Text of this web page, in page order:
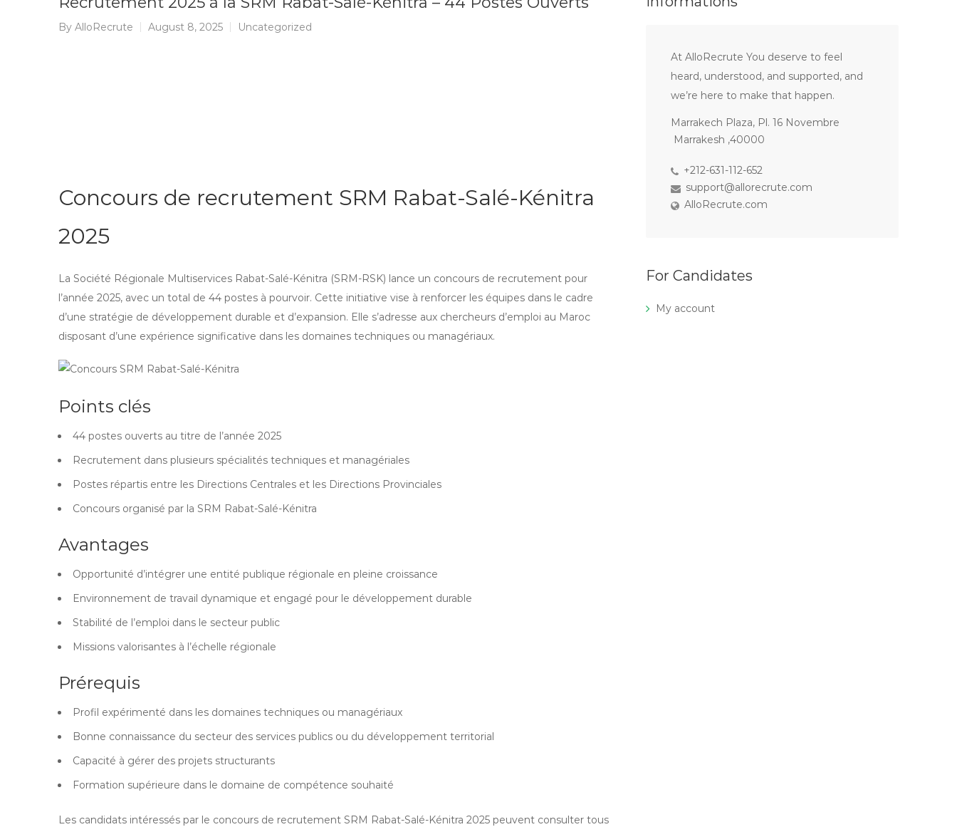
By AlloRecrute August 8, 2025 Uncategorized
Concours de recrutement SRM Rabat-Salé-Kénitra
2025
La Société Régionale Multiservices Rabat-Salé-Kénitra (SRM-RSK) lance un concours de recrutement pour
l’année 2025, avec un total de 44 postes à pourvoir. Cette initiative vise à renforcer les équipes dans le cadre
d’une stratégie de développement durable et d’expansion. Elle s’adresse aux chercheurs d’emploi au Maroc
disposant d’une expérience significative dans les domaines techniques ou managériaux.
Points clés
44 postes ouverts au titre de l’année 2025
Recrutement dans plusieurs spécialités techniques et managériales
Postes répartis entre les Directions Centrales et les Directions Provinciales
Concours organisé par la SRM Rabat-Salé-Kénitra
Avantages
Opportunité d’intégrer une entité publique régionale en pleine croissance
Environnement de travail dynamique et engagé pour le développement durable
Stabilité de l’emploi dans le secteur public
Missions valorisantes à l’échelle régionale
Prérequis
Profil expérimenté dans les domaines techniques ou managériaux
Bonne connaissance du secteur des services publics ou du développement territorial
Capacité à gérer des projets structurants
Formation supérieure dans le domaine de compétence souhaité
Les candidats intéressés par le concours de recrutement SRM Rabat-Salé-Kénitra 2025 peuvent consulter tous
At AlloRecrute You deserve to feel
heard, understood, and supported, and
we’re here to make that happen.
Marrakech Plaza, Pl. 16 Novembre
Marrakesh ,40000
+212-631-112-652
support@allorecrute.com
AlloRecrute.com
For Candidates
My account